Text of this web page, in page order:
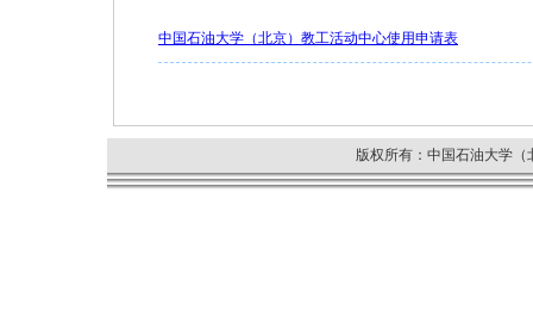
中国石油大学（北京）教工活动中心使用申请表
版权所有：中国石油大学